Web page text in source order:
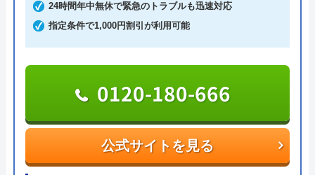
公式サイトを見る
0120-003-528
おたすけステーション365の基本情報
運営会社 株式会社リマド
24時間年中無休で緊急のトラブルも迅速対応
指定条件で1,000円割引が利用可能
公式サイトを見る
0120-180-666